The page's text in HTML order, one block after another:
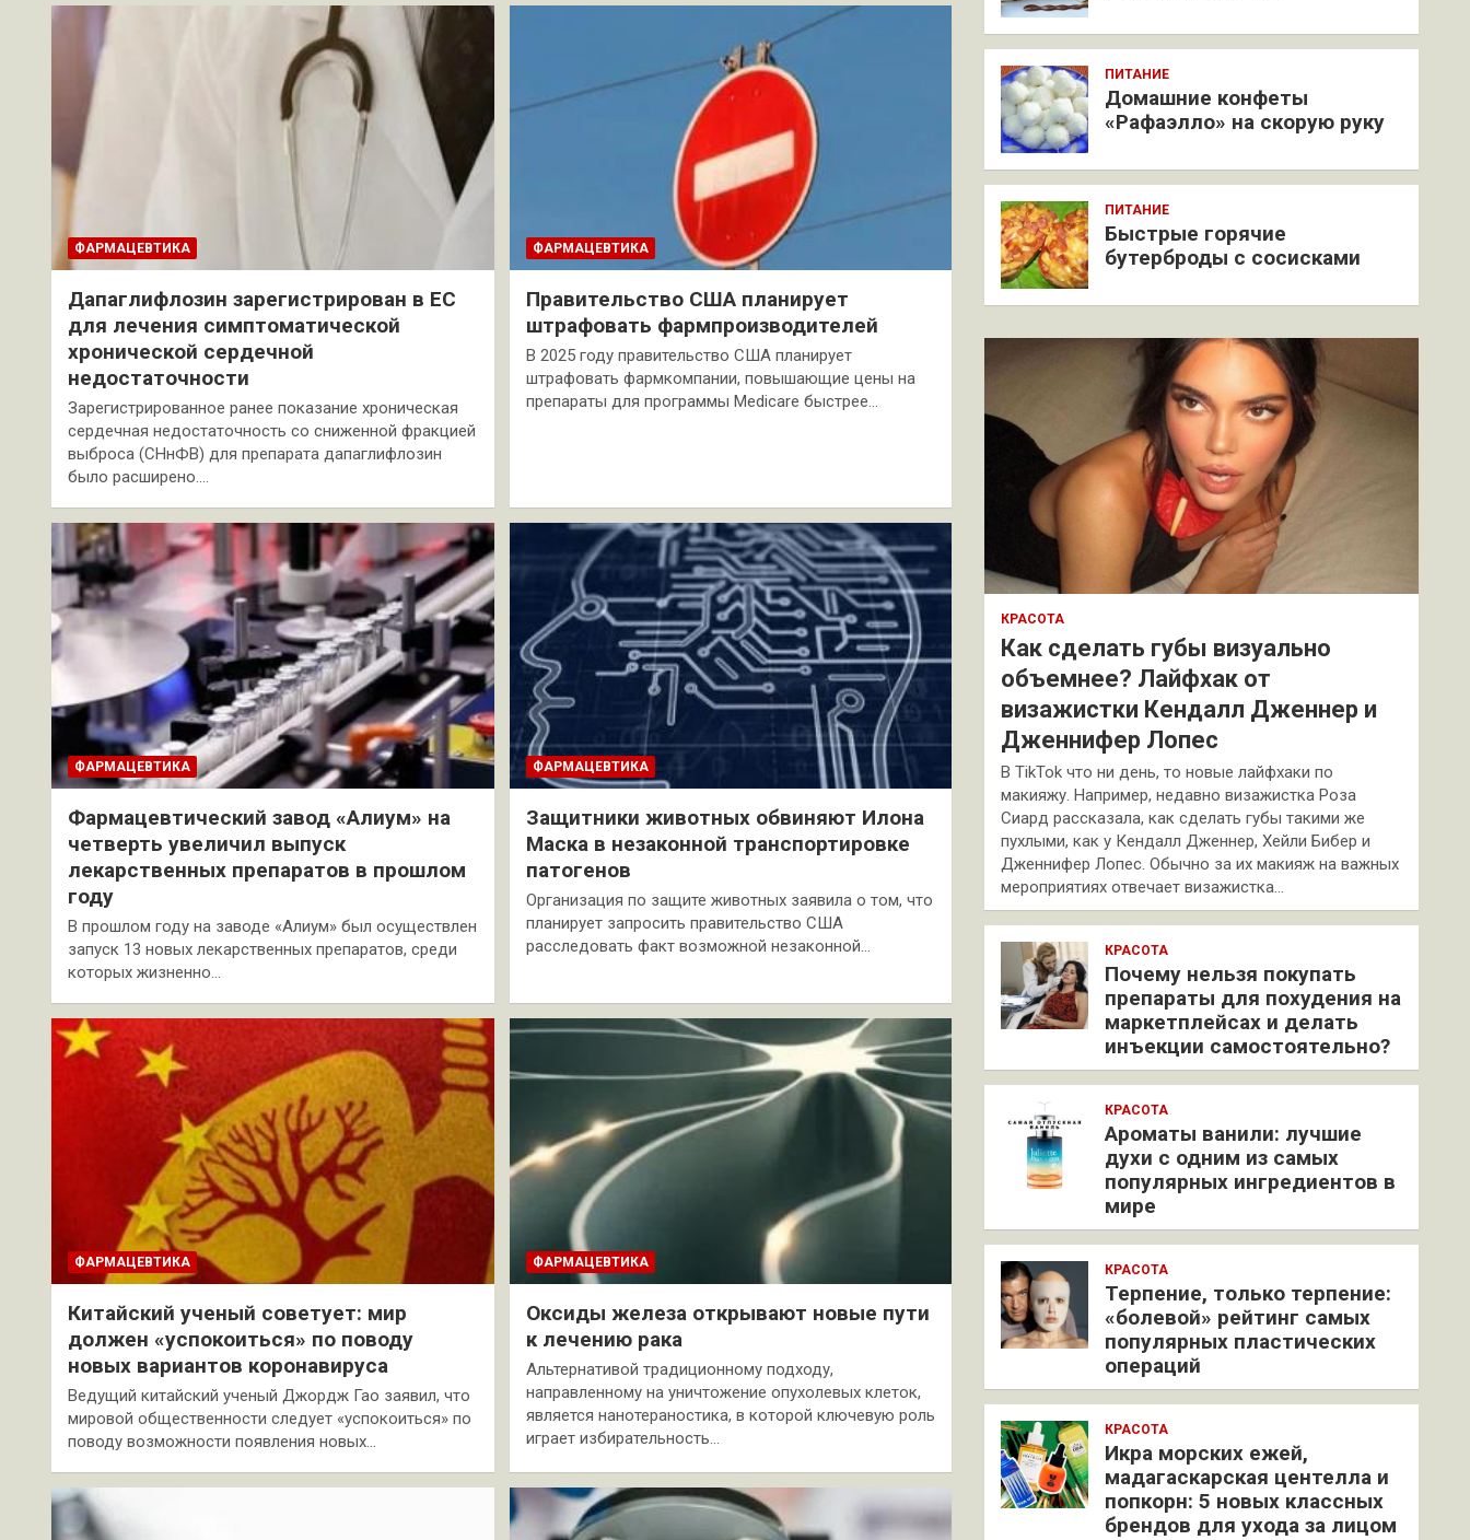
ФАРМАЦЕВТИКА
Дапаглифлозин зарегистрирован в ЕС
для лечения симптоматической
хронической сердечной
недостаточности
Зарегистрированное ранее показание хроническая
сердечная недостаточность со сниженной фракцией
выброса (СНнФВ) для препарата дапаглифлозин
было расширено.…
ФАРМАЦЕВТИКА
Правительство США планирует
штрафовать фармпроизводителей
В 2025 году правительство США планирует
штрафовать фармкомпании, повышающие цены на
препараты для программы Medicare быстрее…
ФАРМАЦЕВТИКА
Фармацевтический завод «Алиум» на
четверть увеличил выпуск
лекарственных препаратов в прошлом
году
В прошлом году на заводе «Алиум» был осуществлен
запуск 13 новых лекарственных препаратов, среди
которых жизненно…
ФАРМАЦЕВТИКА
Защитники животных обвиняют Илона
Маска в незаконной транспортировке
патогенов
Организация по защите животных заявила о том, что
планирует запросить правительство США
расследовать факт возможной незаконной…
ФАРМАЦЕВТИКА
Китайский ученый советует: мир
должен «успокоиться» по поводу
новых вариантов коронавируса
Ведущий китайский ученый Джордж Гао заявил, что
мировой общественности следует «успокоиться» по
поводу возможности появления новых…
ФАРМАЦЕВТИКА
Оксиды железа открывают новые пути
к лечению рака
Альтернативой традиционному подходу,
направленному на уничтожение опухолевых клеток,
является нанотераностика, в которой ключевую роль
играет избирательность…
ПИТАНИЕ
Домашние конфеты
«Рафаэлло» на скорую руку
ПИТАНИЕ
Быстрые горячие
бутерброды с сосисками
КРАСОТА
Как сделать губы визуально
объемнее? Лайфхак от
визажистки Кендалл Дженнер и
Дженнифер Лопес
В TikTok что ни день, то новые лайфхаки по
макияжу. Например, недавно визажистка Роза
Сиард рассказала, как сделать губы такими же
пухлыми, как у Кендалл Дженнер, Хейли Бибер и
Дженнифер Лопес. Обычно за их макияж на важных
мероприятиях отвечает визажистка…
КРАСОТА
Почему нельзя покупать
препараты для похудения на
маркетплейсах и делать
инъекции самостоятельно?
КРАСОТА
Ароматы ванили: лучшие
духи с одним из самых
популярных ингредиентов в
мире
КРАСОТА
Терпение, только терпение:
«болевой» рейтинг самых
популярных пластических
операций
КРАСОТА
Икра морских ежей,
мадагаскарская центелла и
попкорн: 5 новых классных
брендов для ухода за лицом